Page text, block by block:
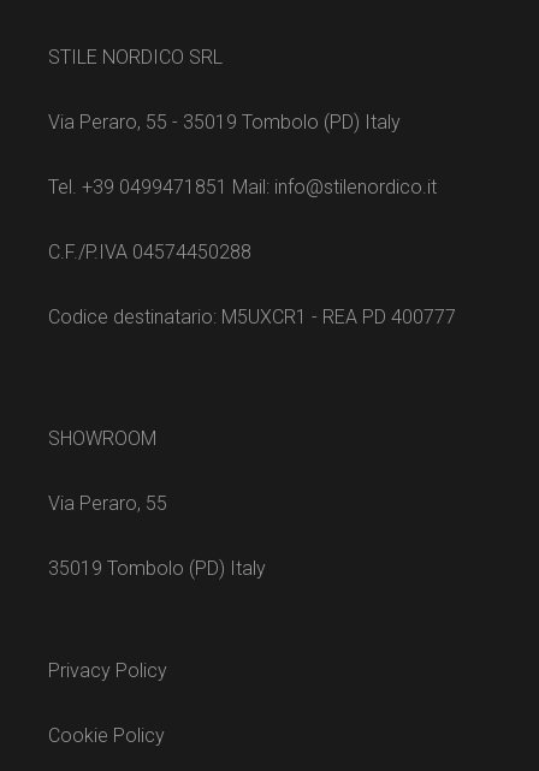
STILE NORDICO SRL
Via Peraro, 55 - 35019 Tombolo (PD) Italy
Tel. +39 0499471851 Mail: info@stilenordico.it
C.F./P.IVA 04574450288
Codice destinatario: M5UXCR1 - REA PD 400777
SHOWROOM
Via Peraro, 55
35019 Tombolo (PD) Italy
Privacy Policy
Cookie Policy